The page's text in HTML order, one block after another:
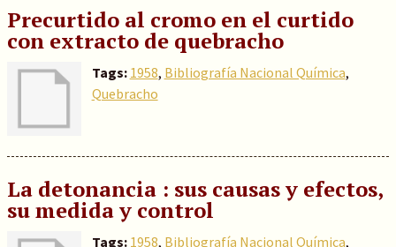
Precurtido al cromo en el curtido
con extracto de quebracho
Tags: 1958, Bibliografía Nacional Química,
Quebracho
La detonancia : sus causas y efectos,
su medida y control
Tags: 1958, Bibliografía Nacional Química,